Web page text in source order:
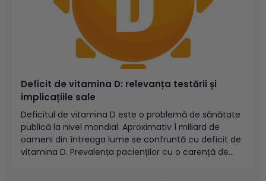
Deficit de vitamina D: relevanța testării și
implicațiile sale
Deficitul de vitamina D este o problemă de sănătate
publică la nivel mondial. Aproximativ 1 miliard de
oameni din întreaga lume se confruntă cu deficit de
vitamina D. Prevalența pacienților cu o carență de